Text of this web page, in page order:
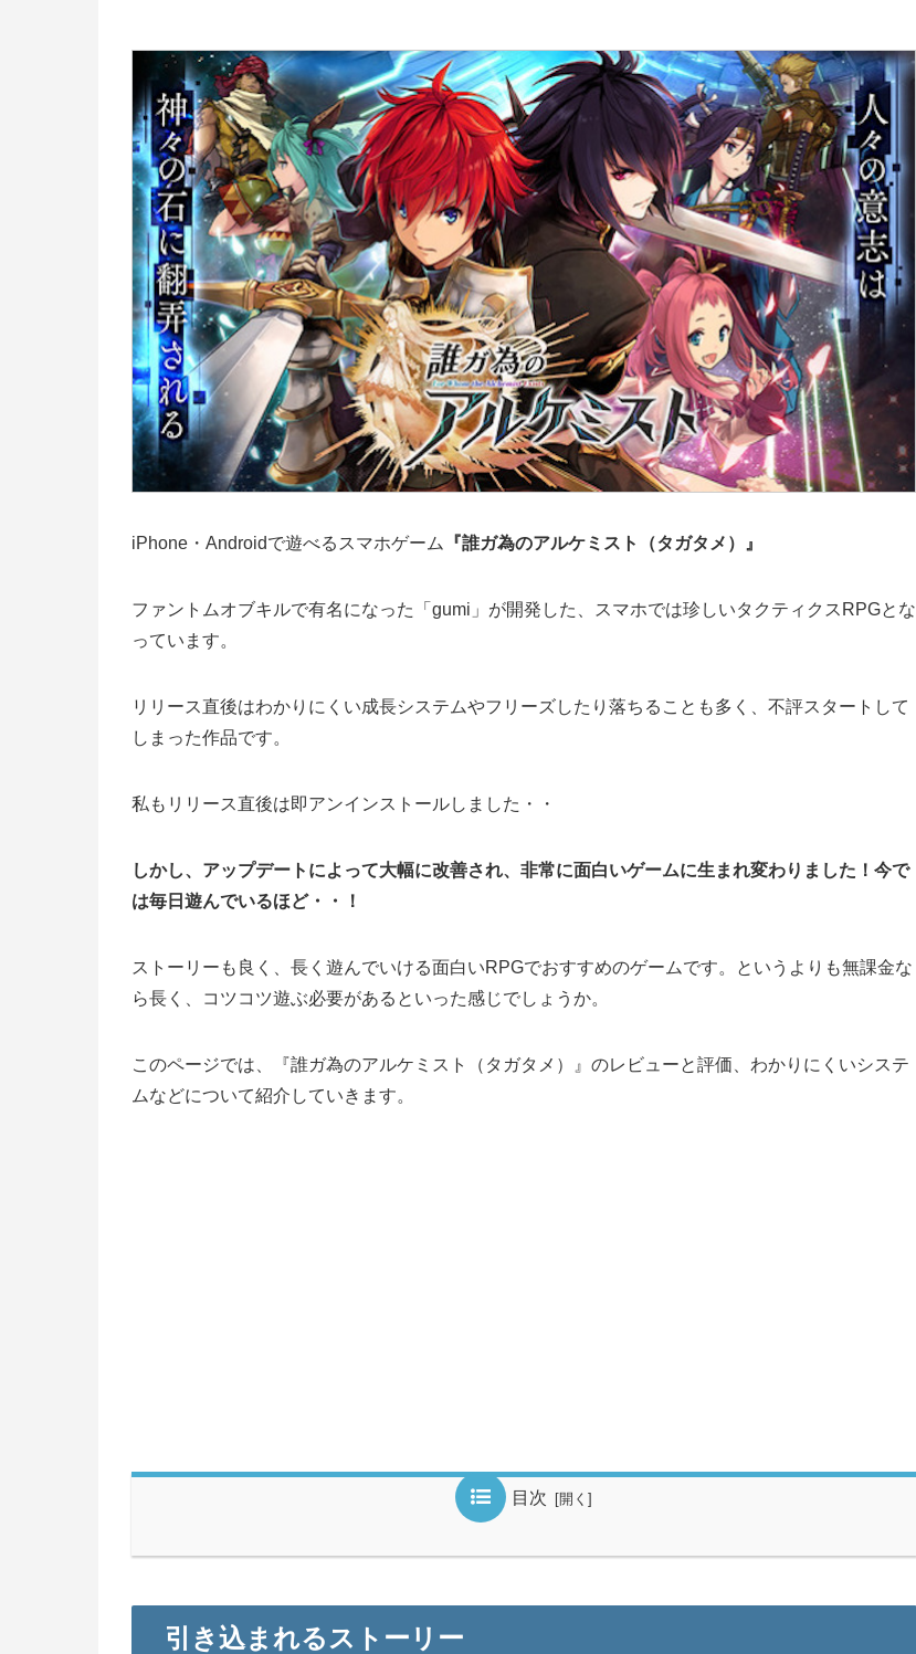
iPhone・Androidで遊べるスマホゲーム 『誰ガ為のアルケミスト（タガタメ）』
ファントムオブキルで有名になった「gumi」が開発した、スマホでは珍しいタクティクスRPGとな
っています。
リリース直後はわかりにくい成長システムやフリーズしたり落ちることも多く、不評スタートして
しまった作品です。
私もリリース直後は即アンインストールしました・・
しかし、アップデートによって大幅に改善され、非常に面白いゲームに生まれ変わりました！今で
は毎日遊んでいるほど・・！
ストーリーも良く、長く遊んでいける面白いRPGでおすすめのゲームです。というよりも無課金な
ら長く、コツコツ遊ぶ必要があるといった感じでしょうか。
このページでは、『誰ガ為のアルケミスト（タガタメ）』のレビューと評価、わかりにくいシステ
ムなどについて紹介していきます。
目次
引き込まれるストーリー